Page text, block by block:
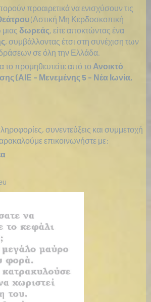
προαιρετικά να ενισχύσουν τις
(Αστική Μη Κερδοσκοπική
μιας δωρεάς, είτε αποκτώντας ένα
, συμβάλλοντας έτσι στη συνέχιση των
σε όλη την Ελλάδα.
το προμηθευτείτε από το Ανοικτό
(ΑΙΕ - Μενεμένης 5 - Νέα Ιωνία,
συνεντεύξεις και συμμετοχή
επικοινωνήστε με: